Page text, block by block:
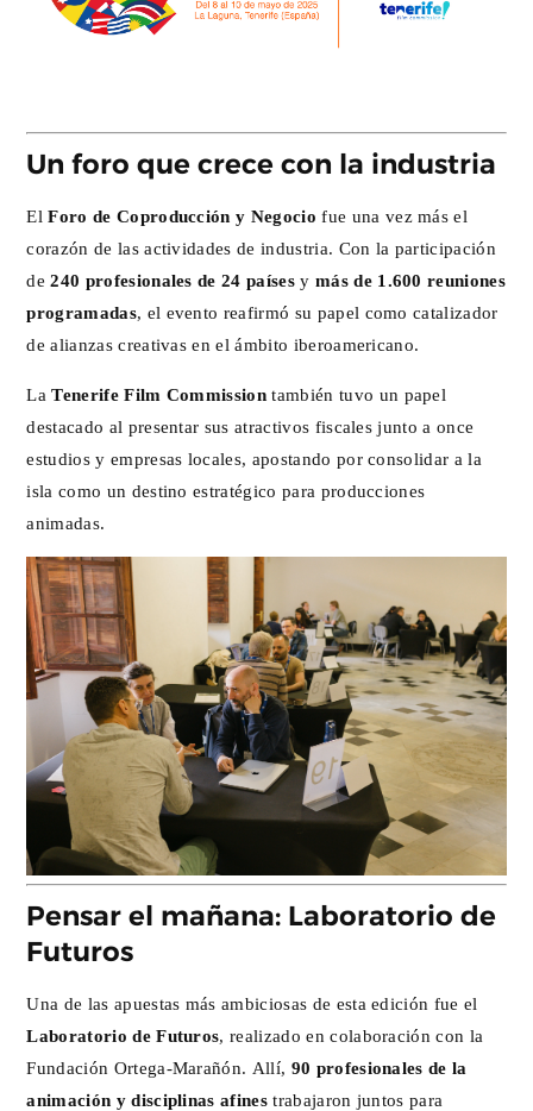
Un foro que crece con la industria
ElForo de Coproducción y Negocio fue una vez más el
corazón de las actividades de industria. Con la participación
de 240 profesionales de 24 paísesy más de 1.600 reuniones
programadas, el evento reafirmó su papel como catalizador
de alianzas creativas en el ámbito iberoamericano.
LaTenerife Film Commission también tuvo un papel
destacado al presentar sus atractivos fiscales junto a once
estudios y empresas locales, apostando por consolidar a la
isla como un destino estratégico para producciones
animadas.
Pensar el mañana: Laboratorio de
Futuros
Una de las apuestas más ambiciosas de esta edición fue el
Laboratorio de Futuros, realizado en colaboración con la
Fundación Ortega-Marañón. Allí, 90 profesionales de la
animación y disciplinas afines trabajaron juntos para